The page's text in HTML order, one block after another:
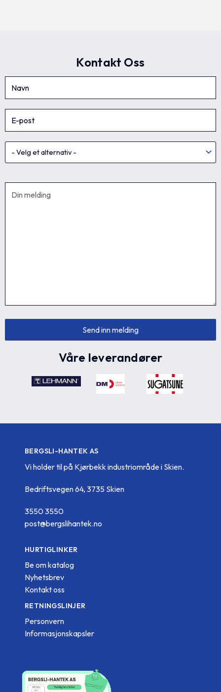
Kontakt Oss
Våre leverandører
BERGSLI-HANTEK AS
Vi holder til på Kjørbekk industriområde i Skien.
Bedriftsvegen 64, 3735 Skien
3550 3550
post@bergslihantek.no
HURTIGLINKER
Be om katalog
Nyhetsbrev
Kontakt oss
RETNINGSLINJER
Personvern
Informasjonskapsler